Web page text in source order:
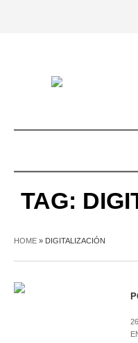
TAG:
HOME » DIGITALIZACIÓN